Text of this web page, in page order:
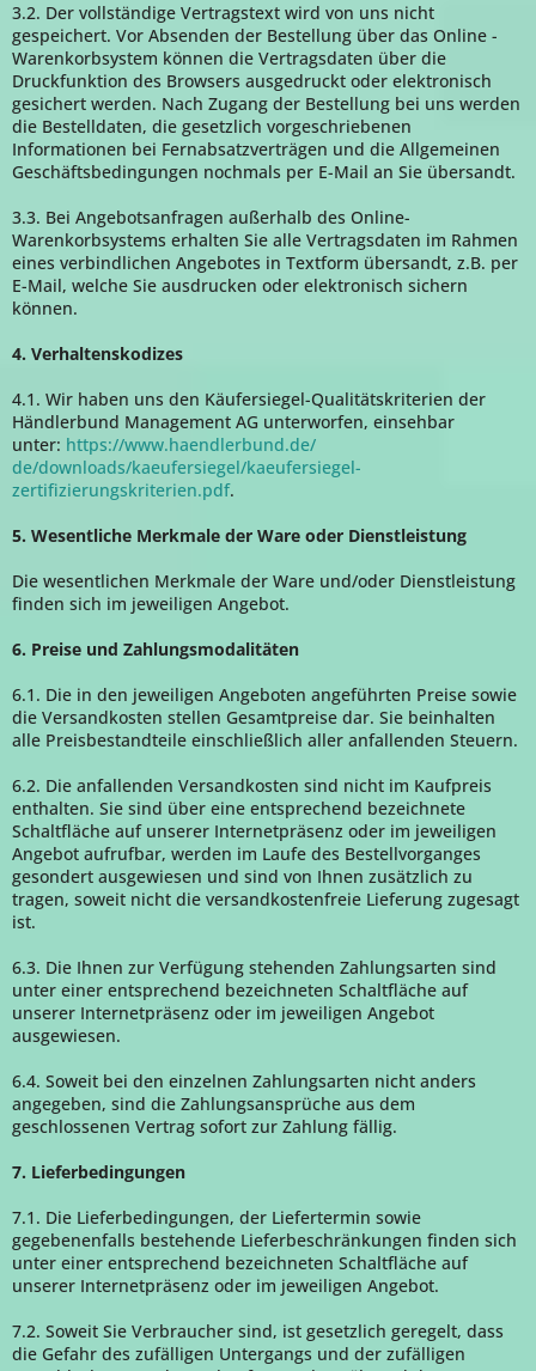
3.2. Der vollständige Vertragstext wird von uns nicht
gespeichert. Vor Absenden der Bestellung über das Online -
Warenkorbsystem können die Vertragsdaten über die
Druckfunktion des Browsers ausgedruckt oder elektronisch
gesichert werden. Nach Zugang der Bestellung bei uns werden
die Bestelldaten, die gesetzlich vorgeschriebenen
Informationen bei Fernabsatzverträgen und die Allgemeinen
Geschäftsbedingungen nochmals per E-Mail an Sie übersandt.
3.3. Bei Angebotsanfragen außerhalb des Online-
Warenkorbsystems erhalten Sie alle Vertragsdaten im Rahmen
eines verbindlichen Angebotes in Textform übersandt, z.B. per
E-Mail, welche Sie ausdrucken oder elektronisch sichern
können.
4. Verhaltenskodizes
4.1. Wir haben uns den Käufersiegel-Qualitätskriterien der
Händlerbund Management AG unterworfen, einsehbar
unter: https://www.haendlerbund.de/
de/downloads/kaeufersiegel/kaeufersiegel-
zertifizierungskriterien.pdf.
5. Wesentliche Merkmale der Ware oder Dienstleistung
Die wesentlichen Merkmale der Ware und/oder Dienstleistung
finden sich im jeweiligen Angebot.
6. Preise und Zahlungsmodalitäten
6.1. Die in den jeweiligen Angeboten angeführten Preise sowie
die Versandkosten stellen Gesamtpreise dar. Sie beinhalten
alle Preisbestandteile einschließlich aller anfallenden Steuern.
6.2. Die anfallenden Versandkosten sind nicht im Kaufpreis
enthalten. Sie sind über eine entsprechend bezeichnete
Schaltfläche auf unserer Internetpräsenz oder im jeweiligen
Angebot aufrufbar, werden im Laufe des Bestellvorganges
gesondert ausgewiesen und sind von Ihnen zusätzlich zu
tragen, soweit nicht die versandkostenfreie Lieferung zugesagt
ist.
6.3. Die Ihnen zur Verfügung stehenden Zahlungsarten sind
unter einer entsprechend bezeichneten Schaltfläche auf
unserer Internetpräsenz oder im jeweiligen Angebot
ausgewiesen.
6.4. Soweit bei den einzelnen Zahlungsarten nicht anders
angegeben, sind die Zahlungsansprüche aus dem
geschlossenen Vertrag sofort zur Zahlung fällig.
7. Lieferbedingungen
7.1. Die Lieferbedingungen, der Liefertermin sowie
gegebenenfalls bestehende Lieferbeschränkungen finden sich
unter einer entsprechend bezeichneten Schaltfläche auf
unserer Internetpräsenz oder im jeweiligen Angebot.
7.2. Soweit Sie Verbraucher sind, ist gesetzlich geregelt, dass
die Gefahr des zufälligen Untergangs und der zufälligen